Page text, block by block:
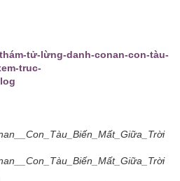
tử-lừng-danh-conan-con-tàu-
truc-